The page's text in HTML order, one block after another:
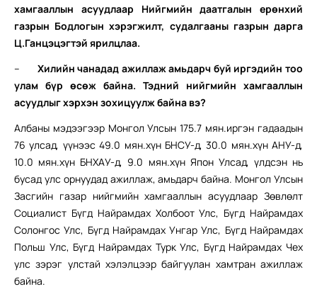
хамгааллын асуудлаар Нийгмийн даатгалын ерөнхий
газрын Бодлогын хэрэгжилт, судалгааны газрын дарга
Ц.Ганцэцэгтэй ярилцлаа.
– Хилийн чанадад ажиллаж амьдарч буй иргэдийн тоо
улам бүр өсөж байна. Тэдний нийгмийн хамгааллын
асуудлыг хэрхэн зохицуулж байна вэ?
Албаны мэдээгээр Монгол Улсын 175.7 мян.иргэн гадаадын
76 улсад, үүнээс 49.0 мян.хүн БНСУ-д, 30.0 мян.хүн АНУ-д,
10.0 мян.хүн БНХАУ-д, 9.0 мян.хүн Япон Улсад, үлдсэн нь
бусад улс орнуудад ажиллаж, амьдарч байна. Монгол Улсын
Засгийн газар нийгмийн хамгааллын асуудлаар Зөвлөлт
Социалист Бүгд Найрамдах Холбоот Улс, Бүгд Найрамдах
Солонгос Улс, Бүгд Найрамдах Унгар Улс, Бүгд Найрамдах
Польш Улс, Бүгд Найрамдах Турк Улс, Бүгд Найрамдах Чех
улс зэрэг улстай хэлэлцээр байгуулан хамтран ажиллаж
байна.